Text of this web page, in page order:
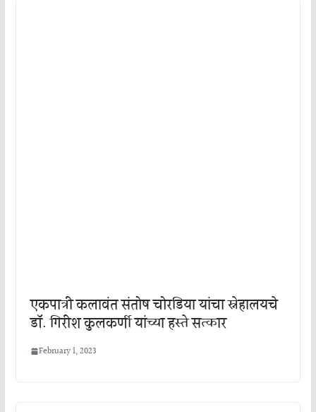
एकपात्री कलावंत संतोष चोरडिया यांचा स्नेहालयचे
डॉ. गिरीश कुलकर्णी यांच्या हस्ते सत्कार
February 1, 2023